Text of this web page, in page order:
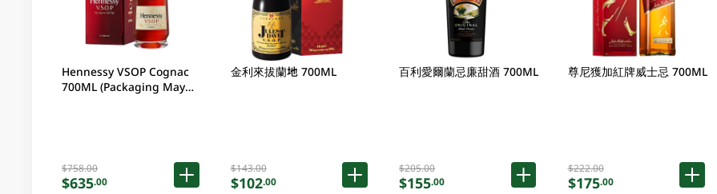
Hennessy VSOP Cognac
700ML (Packaging May
$758.00
$635.00
金利來拔蘭地 700ML
$143.00
$102.00
百利愛爾蘭忌廉甜酒 700ML
$205.00
$155.00
尊尼獲加紅牌威士忌 700ML
$222.00
$175.00